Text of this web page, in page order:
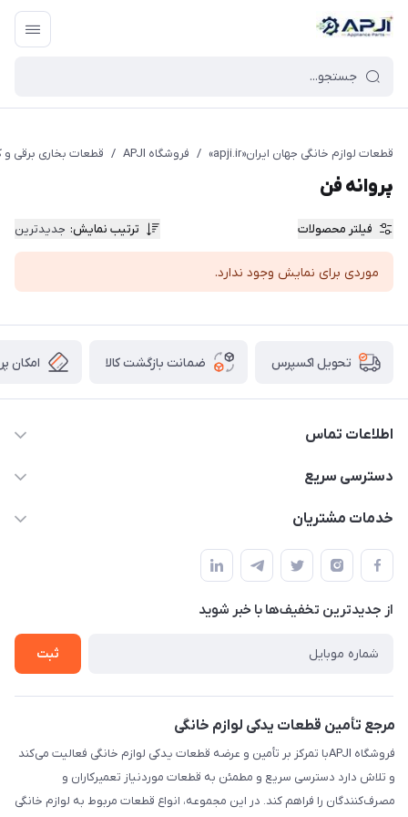
قطعات یدکی و جانبی لوازم خانگی جهان ایران
قطعات لوازم خانگی جهان ایران«apji.ir» / فروشگاه APJI / قطعات بخاری برقی
پروانه فن
فیلتر محصولات ترتیب نمایش: جدیدترین
موردی برای نمایش وجود ندارد.
تحویل اکسپرس ضمانت بازگشت کالا امکان
اطلاعات تماس
09106753413
دسترسی سریع
حساب کاربری
لیست محصولات
درباره ما
خدمات مشتریان
قوانین و مقررات
حریم خصوصی
راهنما
از جدید‌ترین تخفیف‌ها با‌ خبر شوید
ثبت
مرجع تأمین قطعات یدکی لوازم خانگی
فروشگاه APJIبا تمرکز بر تأمین و عرضه قطعات یدکی لوازم خانگی فعالیت می‌کند
و تلاش دارد دسترسی سریع و مطمئن به قطعات موردنیاز تعمیرکاران و
مصرف‌کنندگان را فراهم کند. در این مجموعه، انواع قطعات مربوط به لوازم خانگی